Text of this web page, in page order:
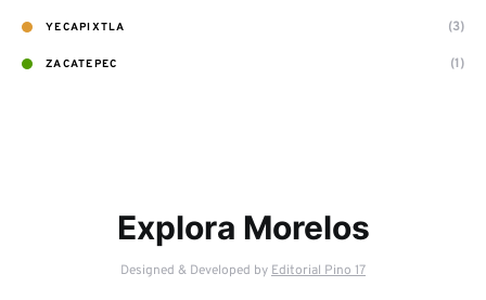
YECAPIXTLA (3)
ZACATEPEC (1)
Explora Morelos
Designed & Developed by Editorial Pino 17